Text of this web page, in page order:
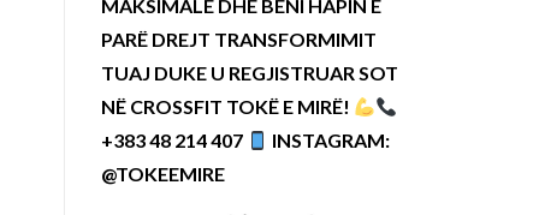
MAKSIMALE DHE BËNI HAPIN E
PARË DREJT TRANSFORMIMIT
TUAJ DUKE U REGJISTRUAR SOT
NË CROSSFIT TOKË E MIRË!
+383 48 214 407
INSTAGRAM:
@TOKEEMIRE